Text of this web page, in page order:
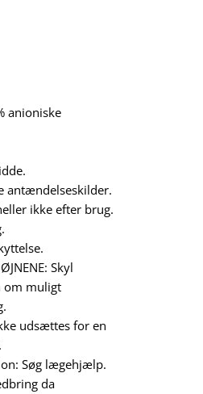
anioniske
antændelseskilder.
ikke efter brug.
Skyl
om muligt
udsættes for en
Søg lægehjælp.
da